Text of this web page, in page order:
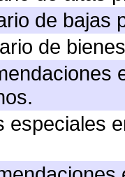
de bajas
de
especiales